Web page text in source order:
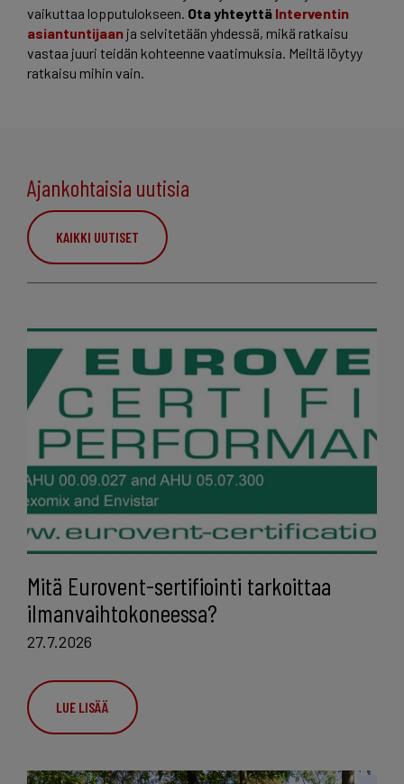
vaikuttaa lopputulokseen. Ota yhteyttä Interventin
asiantuntijaan ja selvitetään yhdessä, mikä ratkaisu
vastaa juuri teidän kohteenne vaatimuksia. Meiltä löytyy
ratkaisu mihin vain.
Ajankohtaisia uutisia
KAIKKI UUTISET
Mitä Eurovent-sertifiointi tarkoittaa
ilmanvaihtokoneessa?
27.7.2026
LUE LISÄÄ